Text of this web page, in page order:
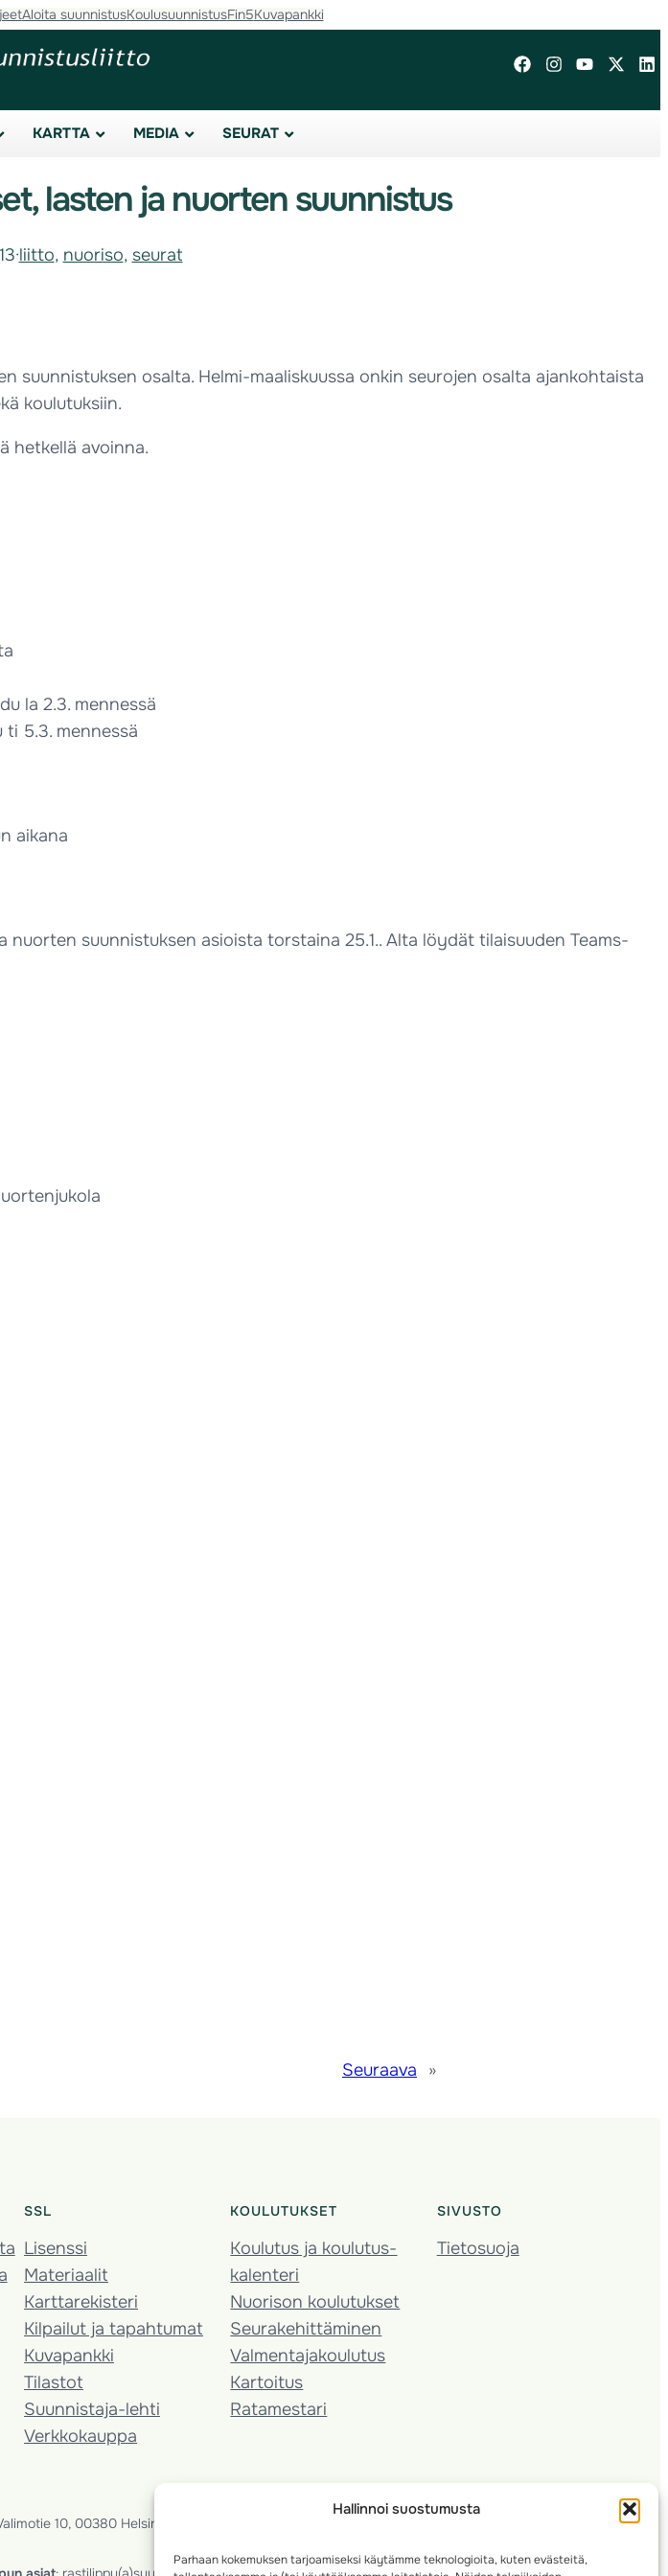
Hallinnoi suostumusta
Parhaan kokemuksen tarjoamiseksi käytämme teknologioita, kuten evästeitä,
Aloita suunnistusKoulusuunnistusFin5Kuvapankki
KARTTA MEDIA SEURAT
lasten ja nuorten suunnistus
·liitto, nuoriso, seurat
suunnistuksen osalta. Helmi-maaliskuussa onkin seurojen osalta ajankohtaista
koulutuksiin.
hetkellä avoinna.
la 2.3. mennessä
ti 5.3. mennessä
aikana
suunnistuksen asioista torstaina 25.1.. Alta löydät tilaisuuden Teams-
Seuraava »
SSL
Lisenssi
Materiaalit
Karttarekisteri
Kilpailut ja tapahtumat
Kuvapankki
Tilastot
Suunnistaja-lehti
Verkkokauppa
KOULUTUKSET
Koulutus ja koulutus­
kalenteri
Nuorison koulutukset
Seura­kehittäminen
Valmentaja­koulutus
Kartoitus
Ratamestari
SIVUSTO
Tietosuoja
10, 00380 Helsinki, Finland